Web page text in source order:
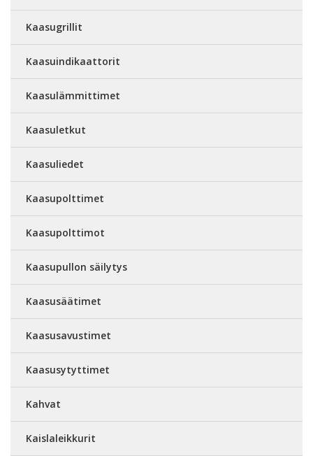
Kaasugrillit
Kaasuindikaattorit
Kaasulämmittimet
Kaasuletkut
Kaasuliedet
Kaasupolttimet
Kaasupolttimot
Kaasupullon säilytys
Kaasusäätimet
Kaasusavustimet
Kaasusytyttimet
Kahvat
Kaislaleikkurit